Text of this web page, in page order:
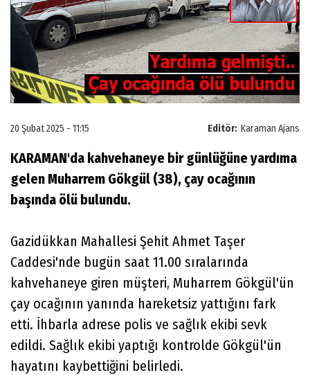
Editör: Karaman Ajans
20 Şubat 2025 - 11:15
KARAMAN'da kahvehaneye bir günlüğüne yardıma
gelen Muharrem Gökgül (38), çay ocağının
başında ölü bulundu.
Gazidükkan Mahallesi Şehit Ahmet Taşer
Caddesi'nde bugün saat 11.00 sıralarında
kahvehaneye giren müşteri, Muharrem Gökgül'ün
çay ocağının yanında hareketsiz yattığını fark
etti. İhbarla adrese polis ve sağlık ekibi sevk
edildi. Sağlık ekibi yaptığı kontrolde Gökgül'ün
hayatını kaybettiğini belirledi.